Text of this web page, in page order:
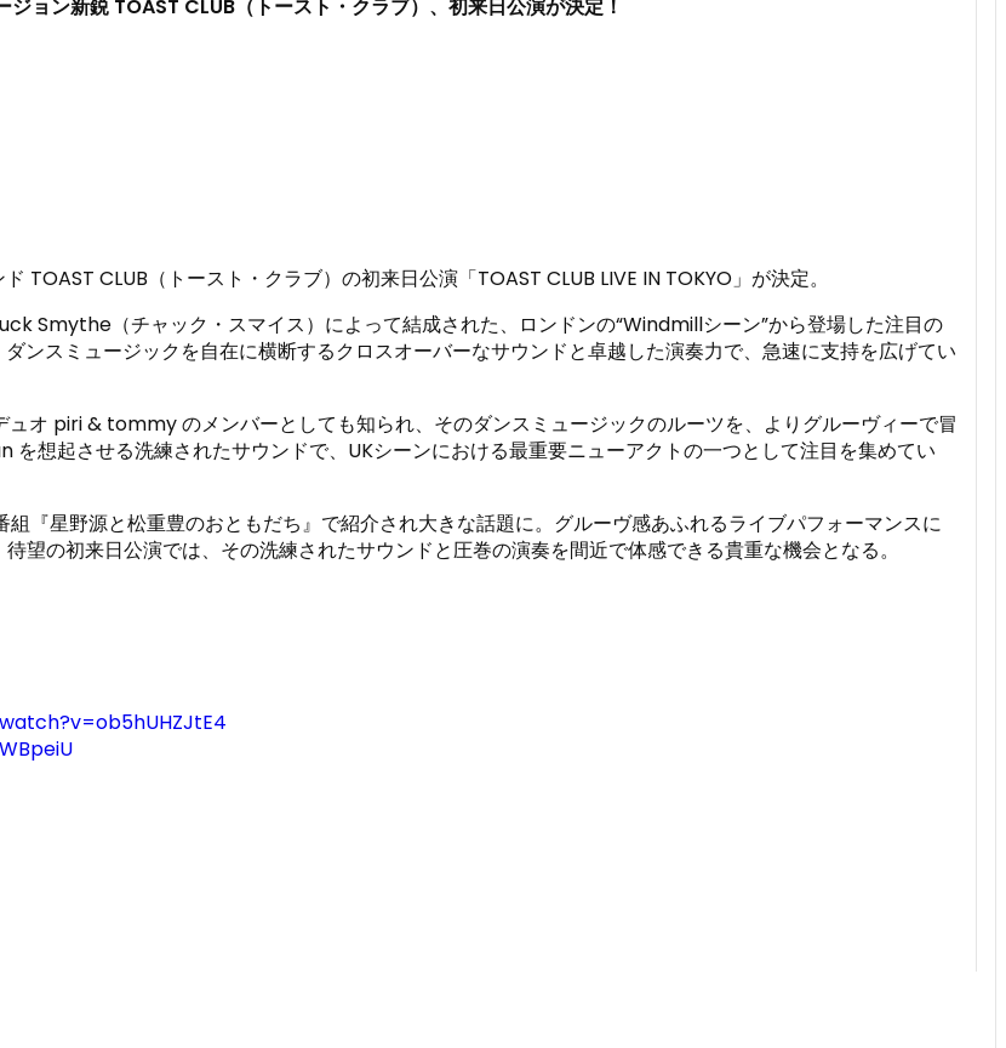
ョン新鋭 TOAST CLUB（トースト・クラブ）、初来日公演が決定！
TOAST CLUB（トースト・クラブ）の初来日公演「TOAST CLUB LIVE IN TOKYO」が決定。
Smythe（チャック・スマイス）によって結成された、ロンドンの“Windmillシーン”から登場した注目の
ンスミュージックを自在に横断するクロスオーバーなサウンドと卓越した演奏力で、急速に支持を広げてい
オ piri & tommy のメンバーとしても知られ、そのダンスミュージックのルーツを、よりグルーヴィーで冒
想起させる洗練されたサウンドで、UKシーンにおける最重要ニューアクトの一つとして注目を集めてい
『星野源と松重豊のおともだち』で紹介され大きな話題に。グルーヴ感あふれるライブパフォーマンスに
望の初来日公演では、その洗練されたサウンドと圧巻の演奏を間近で体感できる貴重な機会となる。